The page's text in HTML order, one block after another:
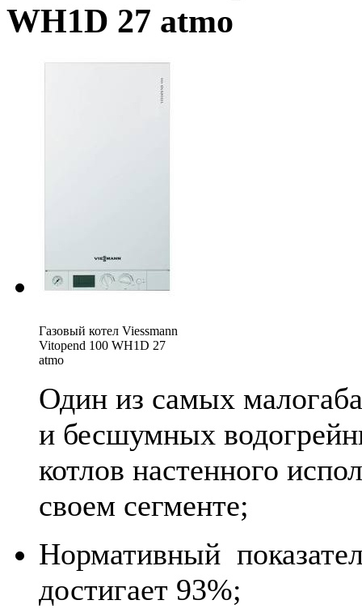
WH1D 27 atmo
Газовый котел Viessmann
Vitopend 100 WH1D 27
atmo
Один из самых
и бесшумных
котлов настенного
своем сегменте;
Нормативный
достигает 93%;